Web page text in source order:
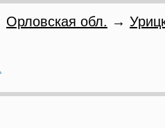
Орловская обл. →